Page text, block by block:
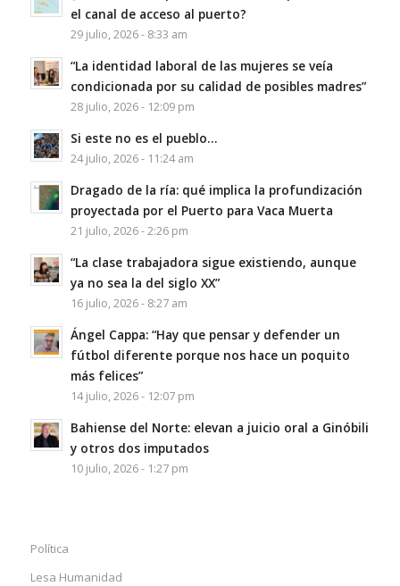
el canal de acceso al puerto?
29 julio, 2026 - 8:33 am
“La identidad laboral de las mujeres se veía
condicionada por su calidad de posibles madres”
28 julio, 2026 - 12:09 pm
Si este no es el pueblo…
24 julio, 2026 - 11:24 am
Dragado de la ría: qué implica la profundización
proyectada por el Puerto para Vaca Muerta
21 julio, 2026 - 2:26 pm
“La clase trabajadora sigue existiendo, aunque
ya no sea la del siglo XX”
16 julio, 2026 - 8:27 am
Ángel Cappa: “Hay que pensar y defender un
fútbol diferente porque nos hace un poquito
más felices”
14 julio, 2026 - 12:07 pm
Bahiense del Norte: elevan a juicio oral a Ginóbili
y otros dos imputados
10 julio, 2026 - 1:27 pm
Política
Lesa Humanidad